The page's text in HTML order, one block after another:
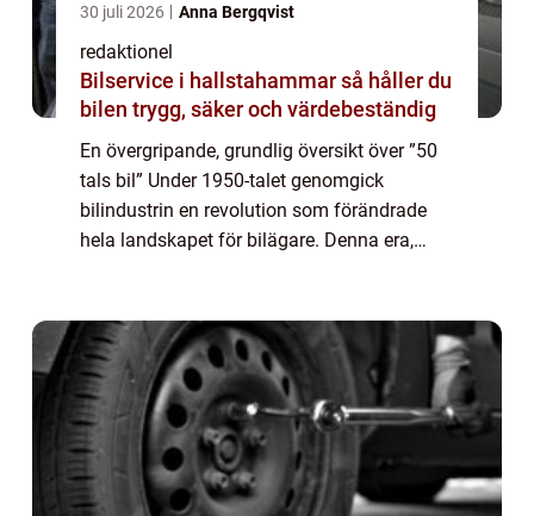
30 juli 2026 Anna Bergqvist
redaktionel
Bilservice i hallstahammar så håller du
bilen trygg, säker och värdebeständig
En övergripande, grundlig översikt över ”50
tals bil” Under 1950-talet genomgick
bilindustrin en revolution som förändrade
hela landskapet för bilägare. Denna era,